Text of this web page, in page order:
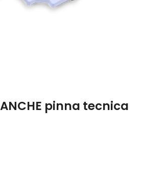
pinna tecnica